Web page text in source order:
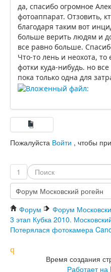
да, спасибо огромное
фотоаппарат. Отзовить,
благодаря таким вот
больше верить людям и
все равно больше.
Что-то лень и неохота,
фотки куда-нибудь. но
пока только одна для
Пожалуйста Войти , чтобы
1
Форум
Форум
3 этап Кубка 2010.
Потерялася фотокамера
Время создания
Работает на